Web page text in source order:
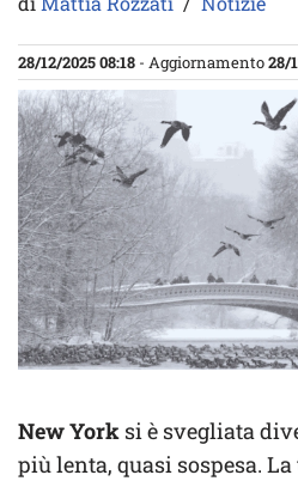
28/12/2025 08:18 - Aggiornamento28/
New York si è svegliata
più lenta, quasi sospesa.